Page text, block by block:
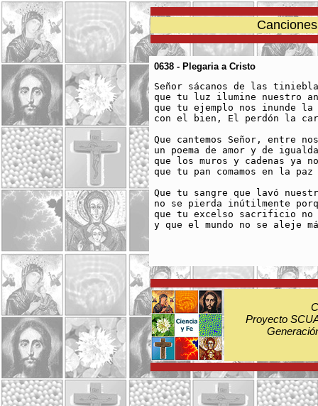
0638 - Plegaria a Cristo
Señor sácanos de las
que tu luz ilumine nuestro
que tu ejemplo nos inunde
con el bien, El perdón la
Que cantemos Señor, entre
un poema de amor y de
que los muros y cadenas ya
que tu pan comamos en la paz
Que tu sangre que lavó
no se pierda inútilmente
que tu excelso sacrificio no
y que el mundo no se aleje
Proyecto